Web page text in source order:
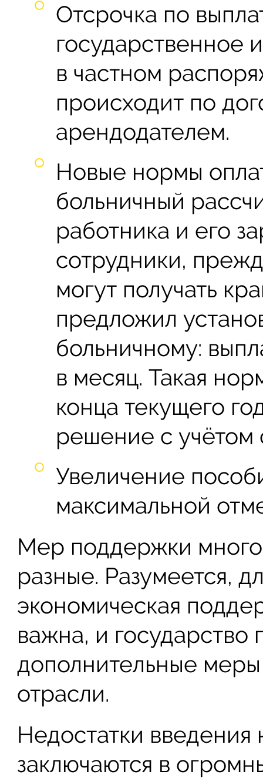
Отсрочка по
государственное
в частном
происходит по
арендодателем.
Новые нормы
больничный
работника и его
сотрудники,
могут получать
предложил
больничному:
в месяц. Такая
конца текущего
решение с учётом
Увеличение
максимальной
Мер поддержки
разные. Разумеется,
экономическая
важна, и
дополнительные
отрасли.
Недостатки
заключаются в